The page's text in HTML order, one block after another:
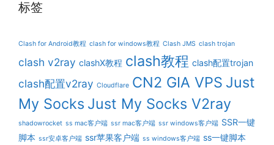
标签
Clash for Android教程 clash for windows教程 Clash JMS clash trojan
clash v2ray clashX教程 clash教程 clash配置trojan
clash配置v2ray Cloudflare CN2 GIA VPS Just
My Socks Just My Socks V2ray
shadowrocket ss mac客户端 ssr mac客户端 ssr windows客户端 SSR一键
脚本 ssr安卓客户端 ssr苹果客户端 ss windows客户端 ss一键脚本